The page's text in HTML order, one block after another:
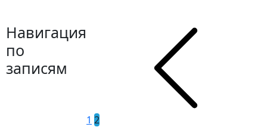
Навигация
по
записям
1 2